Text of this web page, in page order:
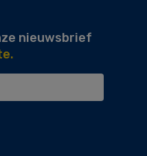
nieuwsbrief